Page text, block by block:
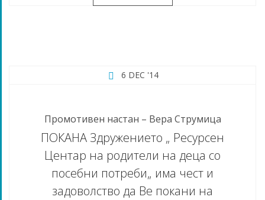
6 DEC '14
Промотивен настан – Вера Струмица
ПОКАНА Здружението „ Ресурсен
Центар на родители на деца со
посебни потреби„ има чест и
задоволство да Ве покани на